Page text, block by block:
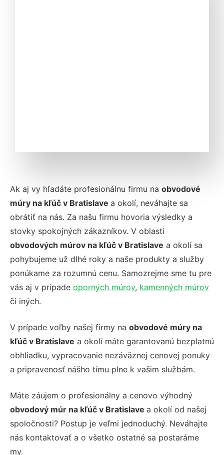
Ak aj vy hľadáte profesionálnu firmu na obvodové
múry na kľúč v Bratislave a okolí, neváhajte sa
obrátiť na nás. Za našu firmu hovoria výsledky a
stovky spokojných zákazníkov. V oblasti
obvodových múrov na kľúč v Bratislave a okolí sa
pohybujeme už dlhé roky a naše produkty a služby
ponúkame za rozumnú cenu. Samozrejme sme tu pre
vás aj v prípade oporných múrov, kamenných múrov
či iných.
V prípade voľby našej firmy na obvodové múry na
kľúč v Bratislave a okolí máte garantovanú bezplatnú
obhliadku, vypracovanie nezáväznej cenovej ponuky
a pripravenosť nášho tímu plne k vašim službám.
Máte záujem o profesionálny a cenovo výhodný
obvodový múr na kľúč v Bratislave a okolí od našej
spoločnosti? Postup je veľmi jednoduchý. Neváhajte
nás kontaktovať a o všetko ostatné sa postaráme
my.